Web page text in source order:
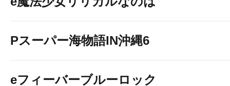
Pスーパー海物語IN沖縄6
eフィーバーブルーロック